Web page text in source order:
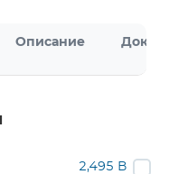
Описание
2,495 В